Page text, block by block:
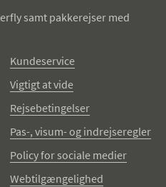
samt pakkerejser med
Kundeservice
Vigtigt at vide
Rejsebetingelser
Pas-, visum- og indrejseregler
Policy for sociale medier
Webtilgængelighed